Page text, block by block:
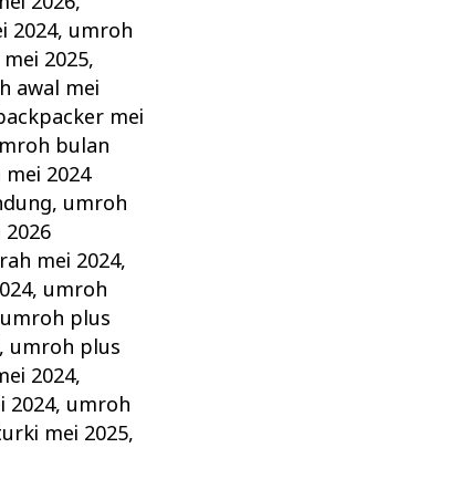
2024, umroh
2025,
awal mei
mei
bulan
2024
, umroh
mei 2024,
, umroh
umroh plus
, umroh plus
2024,
2024, umroh
mei 2025,